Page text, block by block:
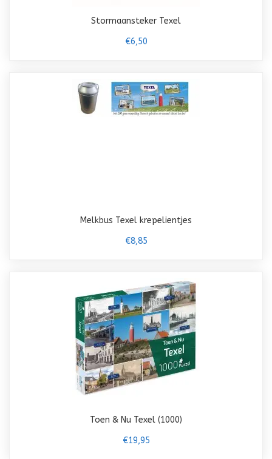
Stormaansteker Texel
€6,50
Melkbus Texel krepelientjes
€8,85
Toen & Nu Texel (1000)
€19,95